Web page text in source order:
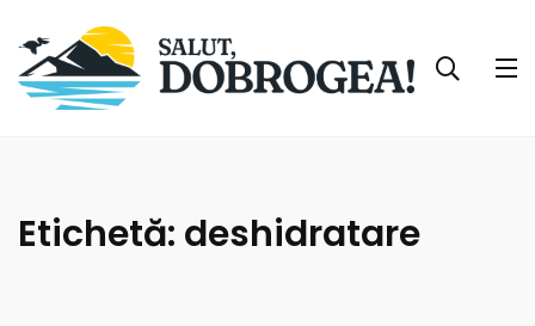
Etichetă: deshidratare